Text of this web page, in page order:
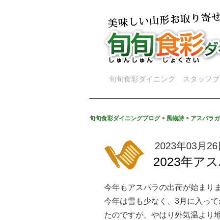
旬旬食彩ダイニング スタッフ
旬旬食彩ダイニングブログ> 風物詩 > アスパラ
2023年03月26
2023年ア
今年もアスパラの出荷が始まり
今年は雪も少なく、3月に入っ
たのですが、やはり外気温より